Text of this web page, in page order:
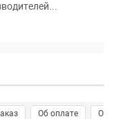
Об оплате О